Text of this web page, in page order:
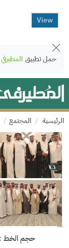
View
حمل تطبيق المطيرفي
الرئيسية المجتمع
: حجم الخط